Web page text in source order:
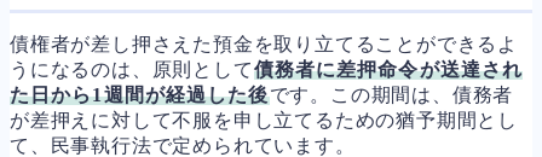
債権者が差し押さえた預金を取り立てることができるよ
うになるのは、原則として債務者に差押命令が送達され
た日から1週間が経過した後です。この期間は、債務者
が差押えに対して不服を申し立てるための猶予期間とし
て、民事執行法で定められています。